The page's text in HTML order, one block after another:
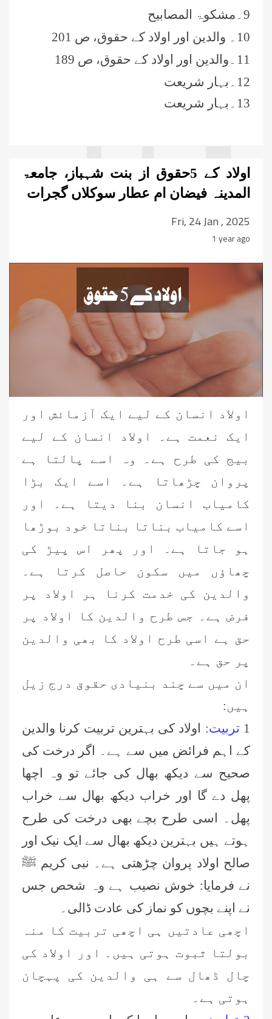
9۔مشکوۃ المصابیح
10۔ والدین اور اولاد کے حقوق، ص 201
11۔والدین اور اولاد کے حقوق، ص 189
12۔بہار شریعت
13۔بہار شریعت
اولاد کے 5حقوق از بنت شہباز، جامعۃ
المدینہ فیضان ام عطار سوکلاں گجرات
Fri, 24 Jan , 2025
1 year ago
اولاد انسان کے لیے ایک آزمائش اور
ایک نعمت ہے۔ اولاد انسان کے لیے
بیج کی طرح ہے۔ وہ اسے پالتا ہے
پروان چڑھاتا ہے۔ اسے ایک بڑا
کامیاب انسان بنا دیتا ہے۔ اور
اسے کامیاب بناتا بناتا خود بوڑھا
ہو جاتا ہے۔ اور پھر اس پیڑ کی
چھاؤں میں سکون حاصل کرتا ہے۔
والدین کی خدمت کرنا ہر اولاد پر
فرض ہے۔ جس طرح والدین کا اولاد پر
حق ہے اسی طرح اولاد کا بھی والدین
پر حق ہے۔
ان میں سے چند بنیادی حقوق درج زیل
ہیں:
1 تربیت:
اولاد کی بہترین تربیت کرنا والدین
کے اہم فرائض میں سے ہے۔ اگر درخت کی
صحیح سے دیکھ بھال کی جائے تو وہ اچھا
پھل دے گا اور خراب دیکھ بھال سے خراب
پھل۔ اسی طرح بچے بھی درخت کی طرح
ہوتے ہیں بہترین دیکھ بھال سے ایک نیک اور
صالح اولاد پروان چڑھتی ہے۔ نبی کریم ﷺ
نے فرمایا: خوش نصیب ہے وہ شحص جس
نے اپنے بچوں کو نماز کی عادت ڈالی۔
اچھی عادتیں ہی اچھی تربیت کا منہ
بولتا ثبوت ہوتی ہیں۔ اور اولاد کی
چال ڈھال سے ہی والدین کی پہچان
ہوتی ہے۔